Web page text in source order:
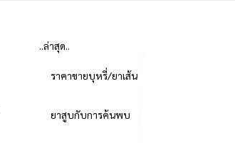
..ล่าสุด..
ราคาขายบุหรี่/ยาเส้น
ยาสูบกับการค้นพบ